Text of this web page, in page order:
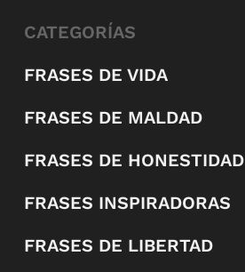
CATEGORÍAS
FRASES DE VIDA
FRASES DE MALDAD
FRASES DE HONESTIDAD
FRASES INSPIRADORAS
FRASES DE LIBERTAD